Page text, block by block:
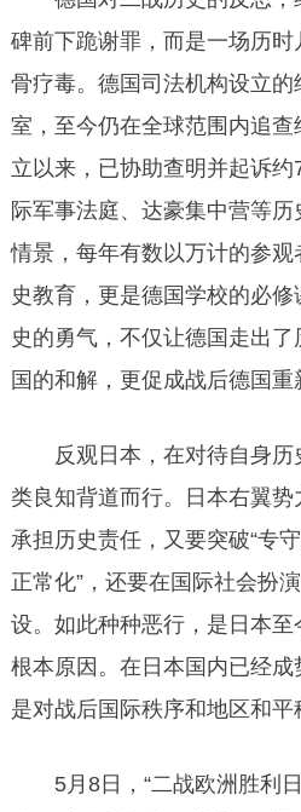
碑前下跪谢罪，而是一场历时
骨疗毒。德国司法机构设立
室，至今仍在全球范围内追
立以来，已协助查明并起诉
际军事法庭、达豪集中营等
情景，每年有数以万计的参
史教育，更是德国学校的必
史的勇气，不仅让德国走出
国的和解，更促成战后德国重
反观日本，在对待自身历
类良知背道而行。日本右翼
承担历史责任，又要突破“专
正常化”，还要在国际社会扮
设。如此种种恶行，是日本
根本原因。在日本国内已经成
是对战后国际秩序和地区和平
5月8日，“二战欧洲胜利日